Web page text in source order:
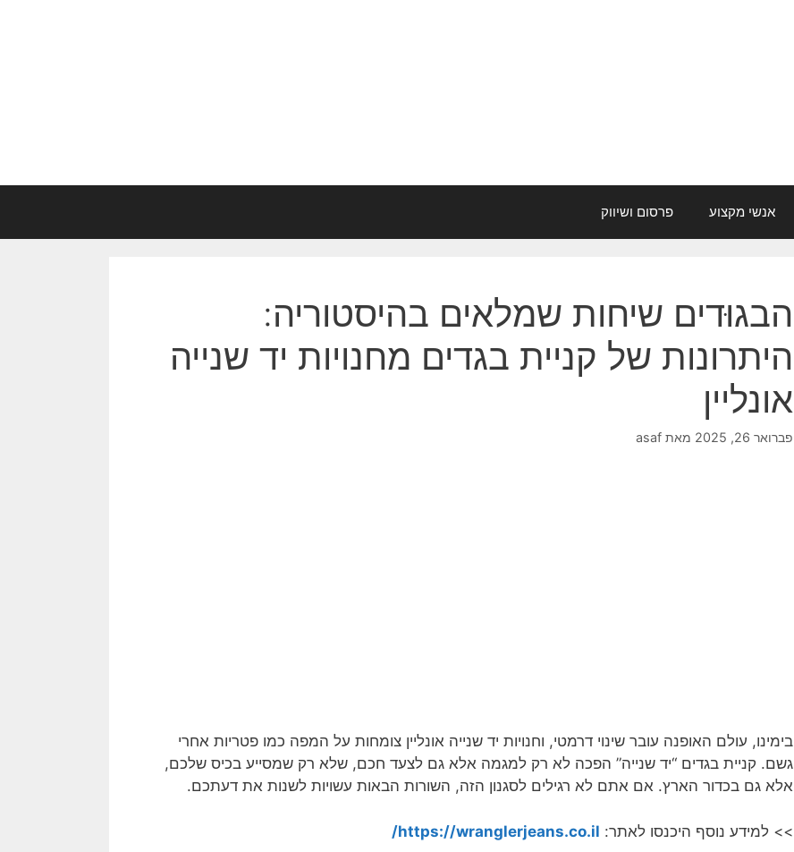
אנשי מקצוע פרסום ושיווק
הבגוּדים שיחות שמלאים בהיסטוריה:
היתרונות של קניית בגדים מחנויות יד שנייה
אונליין
פברואר 26, 2025 מאת asaf
בימינו, עולם האופנה עובר שינוי דרמטי, וחנויות יד שנייה אונליין צומחות על המפה כמו פטריות אחרי
גשם. קניית בגדים “יד שנייה” הפכה לא רק למגמה אלא גם לצעד חכם, שלא רק שמסייע בכיס שלכם,
אלא גם בכדור הארץ. אם אתם לא רגילים לסגנון הזה, השורות הבאות עשויות לשנות את דעתכם.
>> למידע נוסף היכנסו לאתר: https://wranglerjeans.co.il/